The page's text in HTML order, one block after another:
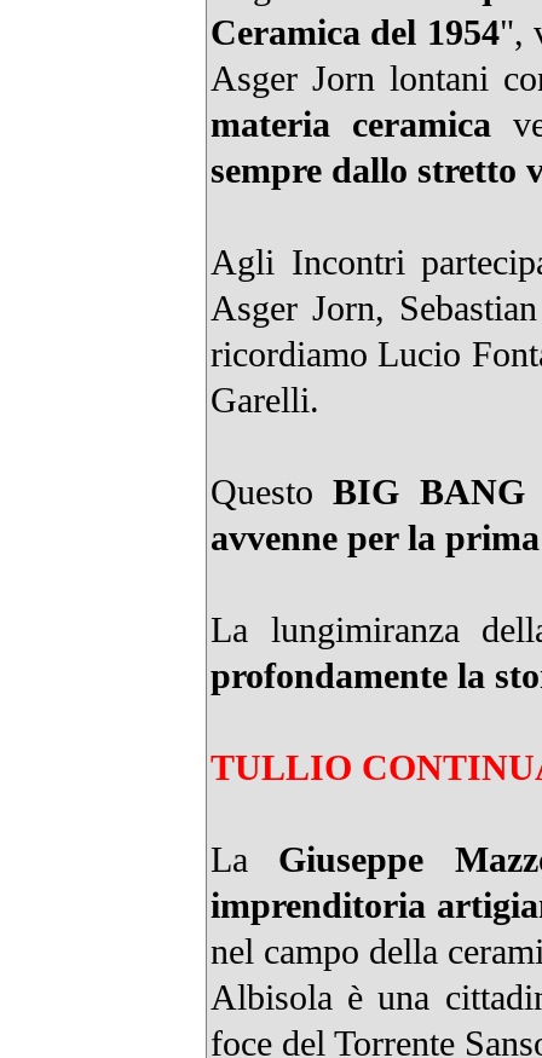
Ceramica del 1954",
Asger Jorn lontani
materia ceramica
sempre dallo stretto
Agli Incontri
Asger Jorn,
ricordiamo Lucio
Garelli.
QuestoBIG BANG
avvenne per la
La lungimiranza
profondamente la
TULLIO
La Giuseppe
imprenditoria
nel campo della
Albisola è una
foce del Torrente